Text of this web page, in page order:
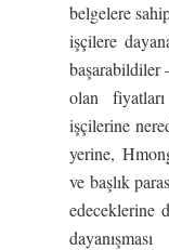
belgelere
işçilere
başarabildiler
olan
işçilerine
yerine,
ve başlık
edeceklerine